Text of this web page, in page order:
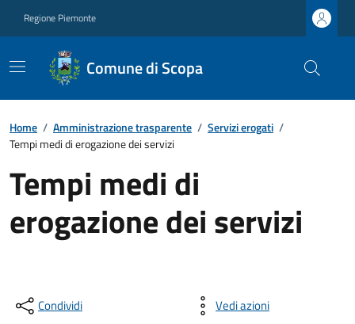
Regione Piemonte
Comune di Scopa
Home / Amministrazione trasparente / Servizi erogati /
Tempi medi di erogazione dei servizi
Tempi medi di
erogazione dei servizi
Condividi Vedi azioni